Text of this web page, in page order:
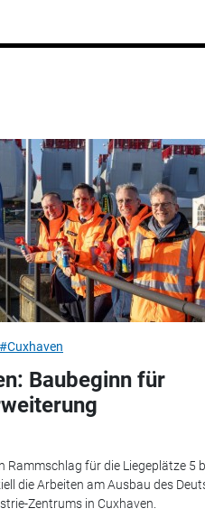
#Cuxhaven
Baubeginn für
Rammschlag für die Liegeplätze 5
die Arbeiten am Ausbau des
Zentrums in Cuxhaven.